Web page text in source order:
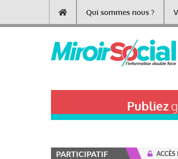
contenu
Main
navigation
Qui sommes nous ?
Publiez
PARTICIPATIF ACCÈS